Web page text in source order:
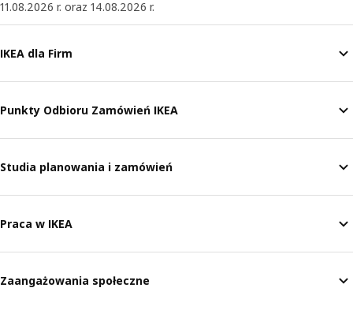
11.08.2026 r. oraz 14.08.2026 r.
IKEA dla Firm
Punkty Odbioru Zamówień IKEA
Studia planowania i zamówień
Praca w IKEA
Zaangażowania społeczne